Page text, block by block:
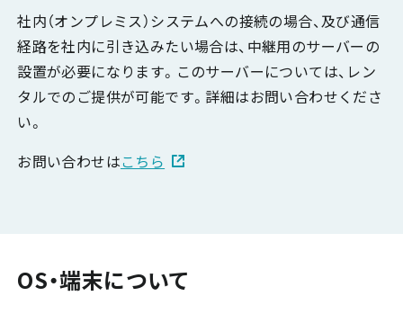
社内（オンプレミス）システムへの接続の場合、及び通信
経路を社内に引き込みたい場合は、中継用のサーバーの
設置が必要になります。このサーバーについては、レン
タルでのご提供が可能です。詳細はお問い合わせくださ
い。
お問い合わせはこちら
OS・端末について